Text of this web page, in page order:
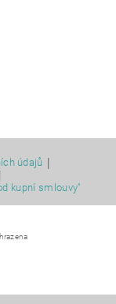
údajů
kupní smlouvy"